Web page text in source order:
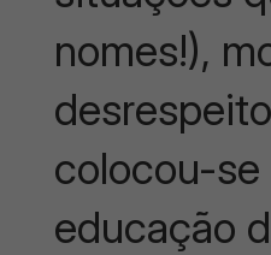
nomes!),
colocou-
educação